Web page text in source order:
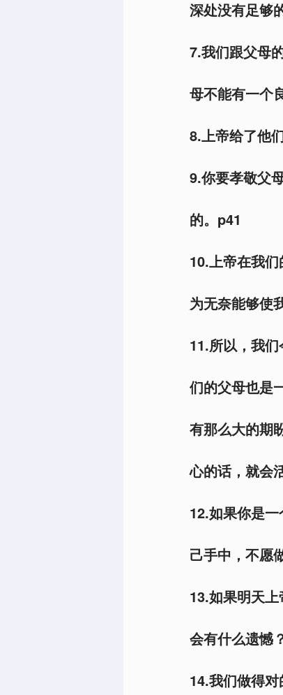
深处没有足够
7.我们跟父母
母不能有一个
8.上帝给了他
9.你要孝敬父
的。p41
10.上帝在我
为无奈能够使
11.所以，我
们的父母也是
有那么大的期
心的话，就会
12.如果你是
己手中，不愿
13.如果明天
会有什么遗憾
14.我们做得